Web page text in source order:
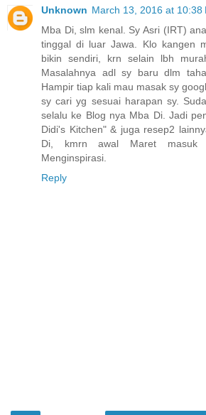
Unknown March 13, 2016 at 10:38
Mba Di, slm kenal. Sy Asri (IRT)
tinggal di luar Jawa. Klo kangen
bikin sendiri, krn selain lbh
Masalahnya adl sy baru dlm
Hampir tiap kali mau masak sy
sy cari yg sesuai harapan sy.
selalu ke Blog nya Mba Di. Jadi
Didi's Kitchen" & juga resep2
Di, kmrn awal Maret masuk
Menginspirasi.
Reply